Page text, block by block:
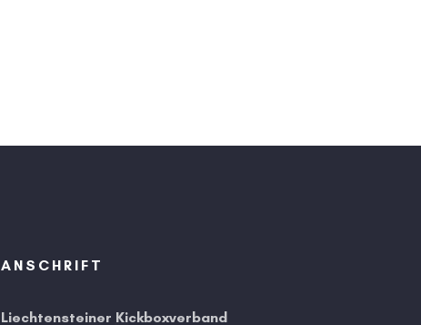
ANSCHRIFT
Liechtensteiner Kickboxverband